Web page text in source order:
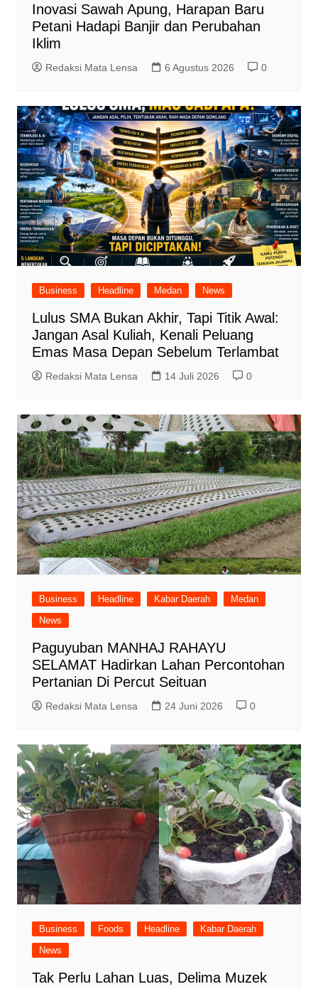
Inovasi Sawah Apung, Harapan Baru
Petani Hadapi Banjir dan Perubahan
Iklim
Redaksi Mata Lensa 6 Agustus 2026 0
Business Headline Medan News
Lulus SMA Bukan Akhir, Tapi Titik Awal:
Jangan Asal Kuliah, Kenali Peluang
Emas Masa Depan Sebelum Terlambat
Redaksi Mata Lensa 14 Juli 2026 0
Business Headline Kabar Daerah
Medan
News
Paguyuban MANHAJ RAHAYU
SELAMAT Hadirkan Lahan Percontohan
Pertanian Di Percut Seituan
Redaksi Mata Lensa 24 Juni 2026 0
Business Foods Headline
Kabar Daerah
News
Tak Perlu Lahan Luas, Delima Muzek